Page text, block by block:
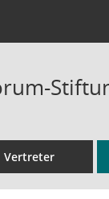
Vertreter